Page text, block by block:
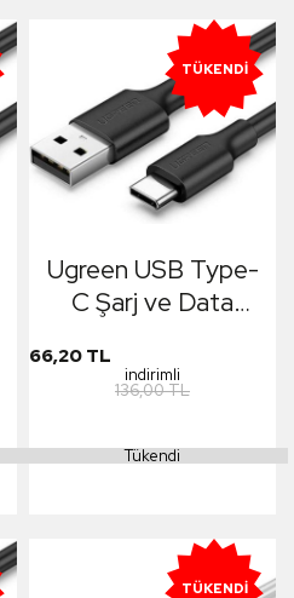
TÜKENDI
Ugreen USB Type-
C Şarj ve Data
CM
66,20 TL
indirimli
136,00 TL
Tükendi
TÜKENDI